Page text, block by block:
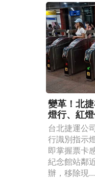
變革！北
燈行、紅燈
台北捷運公
行識別指示
即掌握票卡
紀念館站鄰
辦，移除現...